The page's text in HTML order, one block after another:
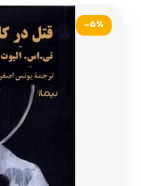
تاریخ و سیاست
5٪-